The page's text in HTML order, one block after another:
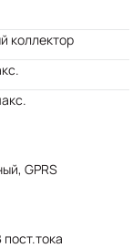
коллектор
GPRS
пост.тока